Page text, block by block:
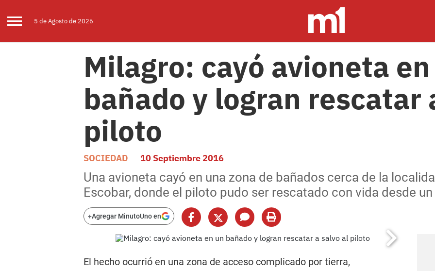
5 deAgostode 2026
Milagro: cayó avioneta
bañado y logran rescatar
piloto
SOCIEDAD 10 Septiembre 2016
Una avioneta cayó en una zona de bañados cerca de la
Escobar, donde el piloto pudo ser rescatado con vida desde
+Agregar MinutoUno en
El hecho ocurrió en una zona de acceso complicado por tierra,